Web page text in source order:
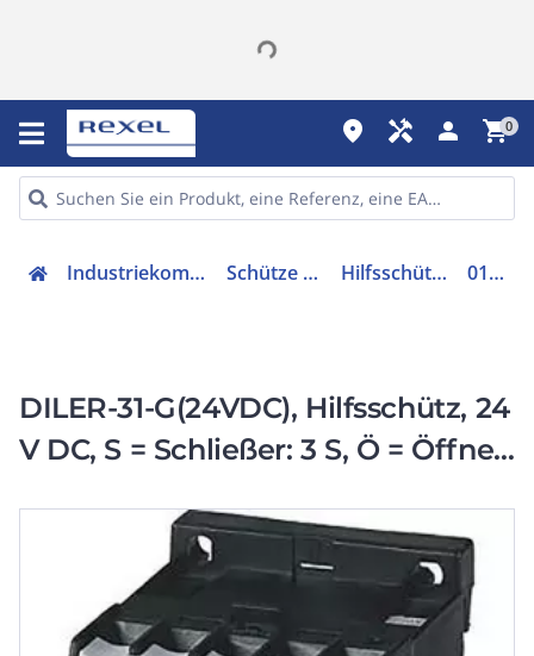
place handyman person shopping_cart0
Industriekomponenten Schütze & Relais Hilfsschütz, Relais 010157
DILER-31-G(24VDC), Hilfsschütz, 24
V DC, S = Schließer: 3 S, Ö = Öffner:
Gleichstrombetätigung